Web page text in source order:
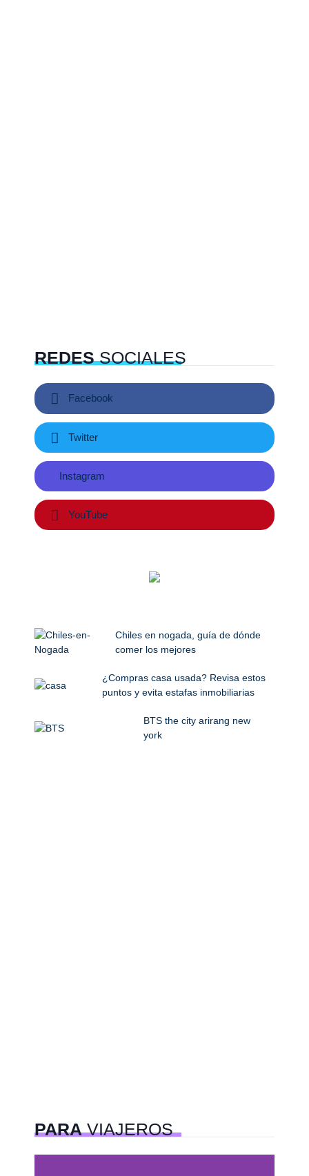
REDESSOCIALES
Facebook
Twitter
Instagram
YouTube
Chiles en nogada, guía de dónde
comer los mejores
¿Compras casa usada? Revisa estos
puntos y evita estafas inmobiliarias
BTS the city arirang new
york
PARAVIAJEROS